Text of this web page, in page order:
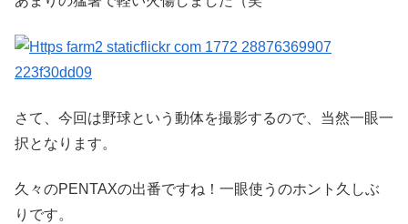
さて、今回は野球という動体を撮影するので、当然一眼一
択となります。
久々のPENTAXの出番ですね！一眼使うのホント久しぶ
りです。